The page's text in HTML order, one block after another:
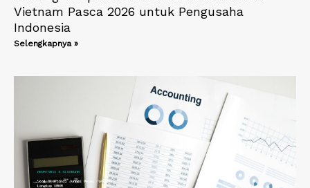
Vietnam Pasca 2026 untuk Pengusaha
Indonesia
Selengkapnya »